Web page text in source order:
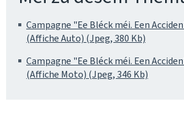
Campagne "Ee Bléck méi. Een
(Affiche Auto) (Jpeg, 380 Kb)
Campagne "Ee Bléck méi. Een
(Affiche Moto) (Jpeg, 346 Kb)